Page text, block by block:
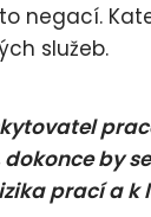
negací.
služeb.
dokonce by
prací a